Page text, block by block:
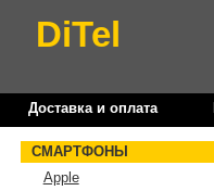
DiTel
Доставка и оплата
СМАРТФОНЫ
Apple